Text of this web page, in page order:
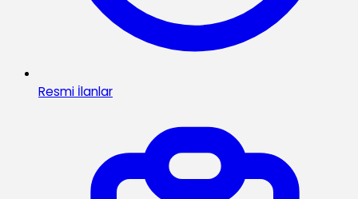
Resmi İlanlar